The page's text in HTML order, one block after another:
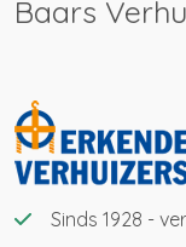
Baars
Sinds 1928 -